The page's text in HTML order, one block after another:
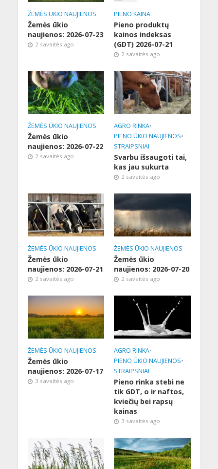
ŽEMĖS ŪKIO NAUJIENOS
Žemės ūkio
naujienos: 2026-07-23
2 savaitės ago
PIENO KAINA
Pieno produktų
kainos indeksas
(GDT) 2026-07-21
2 savaitės ago
ŽEMĖS ŪKIO NAUJIENOS
Žemės ūkio
naujienos: 2026-07-22
2 savaitės ago
AGRO RINKA•
PIENO ŪKIO NAUJIENOS•
STRAIPSNIAI
Svarbu išsaugoti tai,
kas jau sukurta
2 savaitės ago
ŽEMĖS ŪKIO NAUJIENOS
Žemės ūkio
naujienos: 2026-07-21
2 savaitės ago
ŽEMĖS ŪKIO NAUJIENOS
Žemės ūkio
naujienos: 2026-07-20
2 savaitės ago
ŽEMĖS ŪKIO NAUJIENOS
Žemės ūkio
naujienos: 2026-07-17
3 savaitės ago
AGRO RINKA•
PIENO ŪKIO NAUJIENOS•
STRAIPSNIAI
Pieno rinka stebi ne
tik GDT, o ir naftos,
kviečių bei rapsų
kainas
3 savaitės ago